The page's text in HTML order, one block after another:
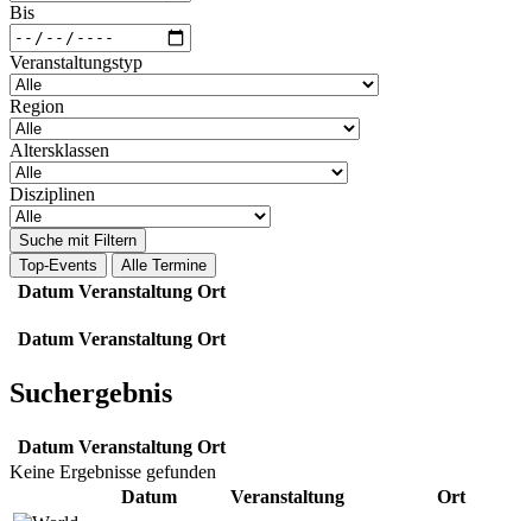
Bis
Veranstaltungstyp
Region
Altersklassen
Disziplinen
Suche mit Filtern
Top-Events
Alle Termine
Datum Veranstaltung Ort
Datum Veranstaltung Ort
Suchergebnis
Datum Veranstaltung Ort
Keine Ergebnisse gefunden
Datum
Veranstaltung Ort